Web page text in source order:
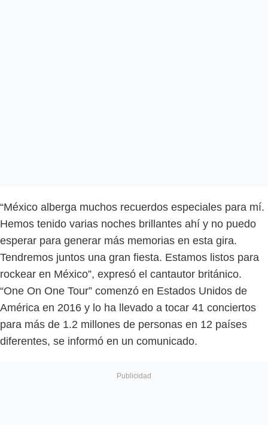
“México alberga muchos recuerdos especiales para mí.
Hemos tenido varias noches brillantes ahí y no puedo
esperar para generar más memorias en esta gira.
Tendremos juntos una gran fiesta. Estamos listos para
rockear en México”, expresó el cantautor británico.
“One On One Tour” comenzó en Estados Unidos de
América en 2016 y lo ha llevado a tocar 41 conciertos
para más de 1.2 millones de personas en 12 países
diferentes, se informó en un comunicado.